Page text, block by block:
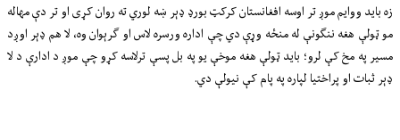
زه باید ووایم موږ تر اوسه افغانستان کرکټ بورډ ډېر ښه لوري ته روان کړی او تر دې مهاله
مو ټولې هغه ننګونې له منځه وړې دي چې اداره ورسره لاس او ګرېوان وه، لا هم ډېر اوږد
مسیر په مخ کې لرو؛ باید ټولې هغه موخې یو په بل پسې ترلاسه کړو چې موږ د ادارې د لا
ډېر ثبات او پراختیا لپاره په پام کې نیولې دي.